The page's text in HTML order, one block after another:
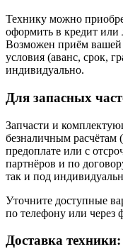
Технику можно
оформить в кредит или
Возможен приём вашей
условия (аванс, срок,
индивидуально.
Для запасных
Запчасти и
безналичным
предоплате или с
партнёров и по
так и под
Уточните доступные
по телефону или через
Доставка техники: